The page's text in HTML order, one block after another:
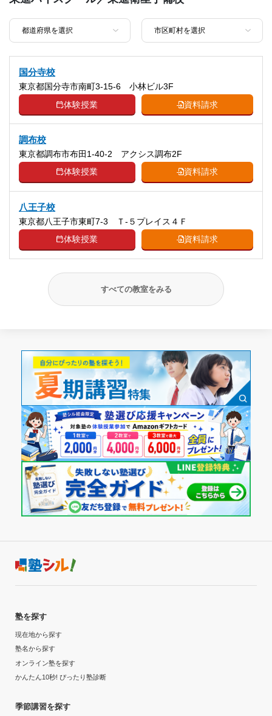
国分寺校
東京都国分寺市南町3-15-6 小林ビル3F
体験授業
資料請求
調布校
東京都調布市布田1-40-2 アクシス調布2F
体験授業
資料請求
八王子校
東京都八王子市東町7-3 Ｔ-５プレイス４Ｆ
体験授業
資料請求
すべての教室をみる
塾を探す
現在地から探す
塾名から探す
オンライン塾を探す
かんたん10秒! ぴったり塾診断
季節講習を探す